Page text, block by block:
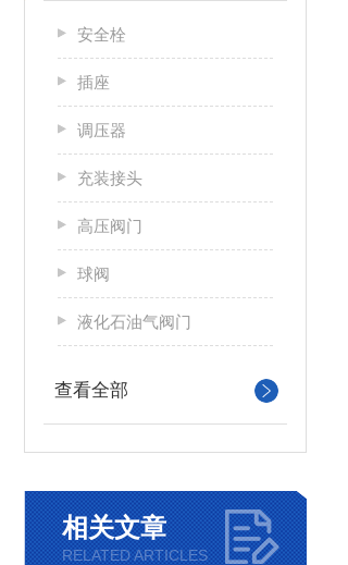
安全栓
插座
调压器
充装接头
高压阀门
球阀
液化石油气阀门
查看全部
相关文章
RELATED ARTICLES